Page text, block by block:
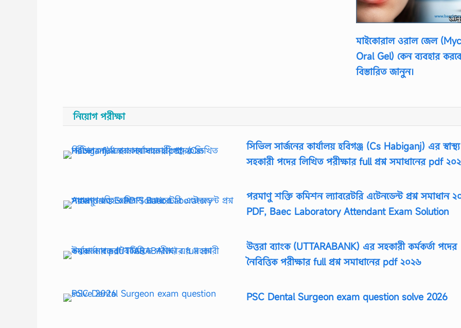
মাইকোরাল ওরাল জেল
Oral Gel) কেন ব্যবহার
বিস্তারিত জানুন।
নিয়োগ পরীক্ষা
সিভিল সার্জনের কার্যালয় হবিগঞ্জ (Cs Habiganj) এর স্বাস্থ্য
সহকারী পদের লিখিত পরীক্ষার full প্রশ্ন সমাধানের pdf
পরমাণু শক্তি কমিশন ল্যাবরেটরি এটেনডেন্ট প্রশ্ন সমাধান
PDF, Baec Laboratory Attendant Exam Solution
উত্তরা ব্যাংক (UTTARABANK) এর সহকারী কর্মকর্তা পদের
নৈবিত্তিক পরীক্ষার full প্রশ্ন সমাধানের pdf ২০২৬
PSC Dental Surgeon exam question solve 2026